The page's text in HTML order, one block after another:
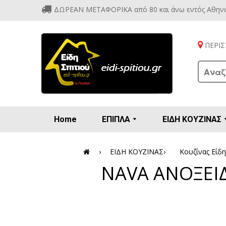
ΔΩΡΕΑΝ ΜΕΤΑΦΟΡΙΚΑ από 80 και άνω εντός
Home ΕΠΙΠΛΑ ΕΙΔΗ ΚΟΥΖΙΝΑΣ
› ΕΙΔΗ ΚΟΥΖΙΝΑΣ› Κουζίνας
NAVA